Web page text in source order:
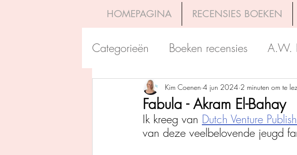
HOMEPAGINA RECENSIES BOEKEN
Categorieën Boeken recensies A.W.
Uitgeverij Pelckmans Boekerij
Overamstel Uitgevers Godijn
Fabula - Akram El-Bahay
Kim Coenen 4 jun 2024 2 minuten om te
Ik kreeg van Dutch Venture
van deze veelbelovende jeugd